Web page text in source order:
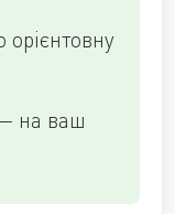
на ваш